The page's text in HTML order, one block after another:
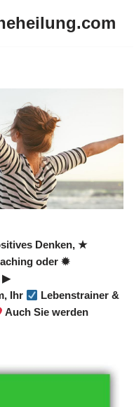
Denken, ★
oder ✹
▶︎
Ihr
Lebenstrainer &
Auch Sie werden